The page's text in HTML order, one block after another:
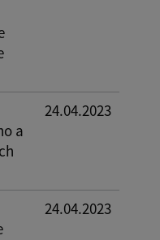
a
24.04.2023
24.04.2023